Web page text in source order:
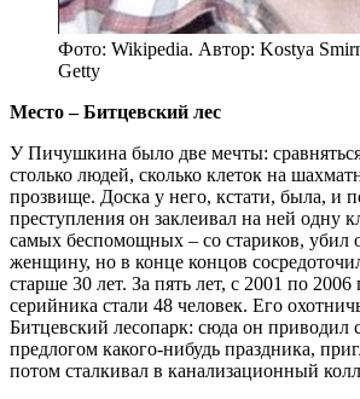
Фото: Wikipedia. Автор: Kostya
Getty
Место – Битцевский лес
У Пичушкина было две мечты:
столько людей, сколько клеток на
прозвище. Доска у него, кстати, была, и
преступления он заклеивал на ней одну
самых беспомощных – со стариков, убил
женщину, но в конце концов
старше 30 лет. За пять лет, с 2001 по
серийника стали 48 человек. Его
Битцевский лесопарк: сюда он приводил
предлогом какого-нибудь праздника,
потом сталкивал в канализационный